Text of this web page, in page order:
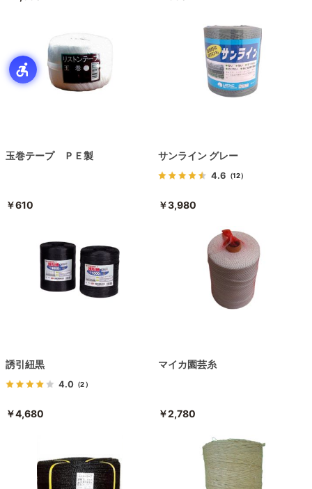
玉巻テープ ＰＥ製
￥610
サンライン グレー
4.6 （12）
￥3,980
誘引紐黒
4.0 （2）
￥4,680
マイカ園芸糸
￥2,780